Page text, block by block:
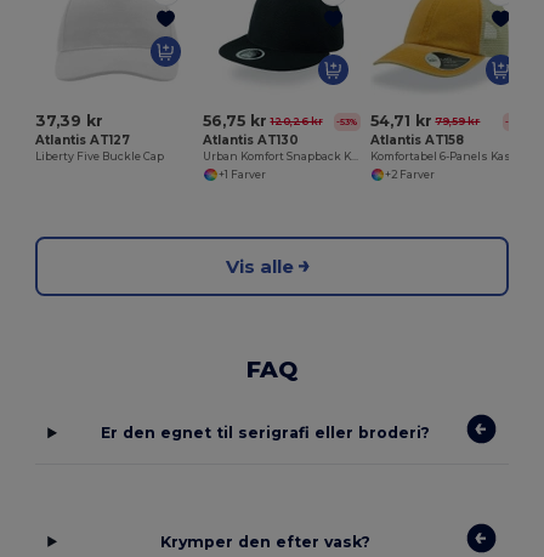
37,39 kr
Atlantis AT127
Liberty Five Buckle Cap
56,75 kr 120,26 kr -53%
Atlantis AT130
Urban Komfort Snapback Kasket til Alle
+1 Farver
54,71 kr 79,59 kr -31%
Atlantis AT158
+2 Farver
Vis alle
FAQ
Er den egnet til serigrafi eller broderi?
Krymper den efter vask?